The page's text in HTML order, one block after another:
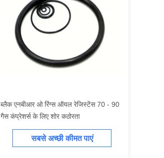
ब्लैक एनबीआर ओ रिंग्स ऑयल रेजिस्टेंस 70 - 90
गैस कंप्रेशर्स के लिए शोर कठोरता
सबसे अच्छी कीमत पाएं